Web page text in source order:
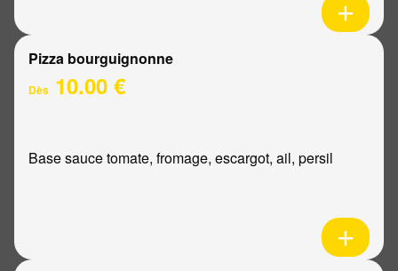
Pizza bourguignonne
Dès 10.00 €
Base sauce tomate, fromage, escargot, ail, persil